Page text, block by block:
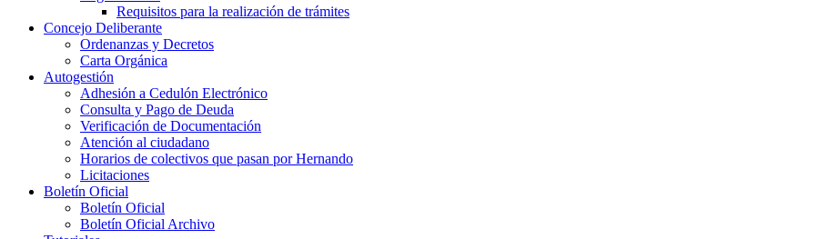
Requisitos para la realización de trámites
Concejo Deliberante
Ordenanzas y Decretos
Carta Orgánica
Autogestión
Adhesión a Cedulón Electrónico
Consulta y Pago de Deuda
Verificación de Documentación
Atención al ciudadano
Horarios de colectivos que pasan por Hernando
Licitaciones
Boletín Oficial
Boletín Oficial
Boletín Oficial Archivo